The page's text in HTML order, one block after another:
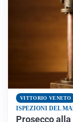
VITTORIO VENETO
ISPEZIONI DEL
Prosecco